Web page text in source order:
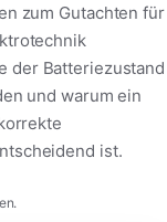
zum Gutachten für
der Batteriezustand
und warum ein
ist.